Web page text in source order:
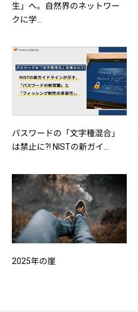
生」へ。自然界のネットワー
クに学...
パスワードの「文字種混合」
は禁止に?! NISTの新ガイ...
2025年の崖